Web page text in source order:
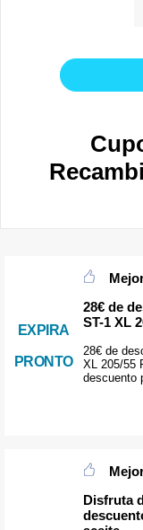
EXPIRA
PRONTO
28€ de
ST-1 XL
28€ de
XL 205/55
descuento
Disfruta